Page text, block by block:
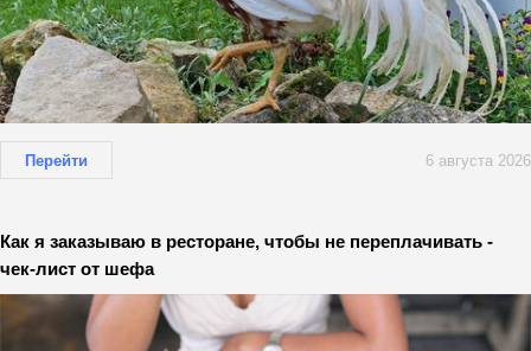
Перейти 6 августа 2026
Как я заказываю в ресторане, чтобы не переплачивать -
чек-лист от шефа